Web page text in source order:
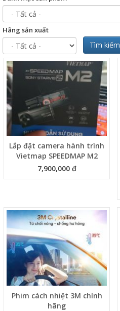
Hãng sản xuất
Tìm kiếm
Lắp đặt camera hành trình
Vietmap SPEEDMAP M2
7,900,000 đ
Phim cách nhiệt 3M chính
hãng